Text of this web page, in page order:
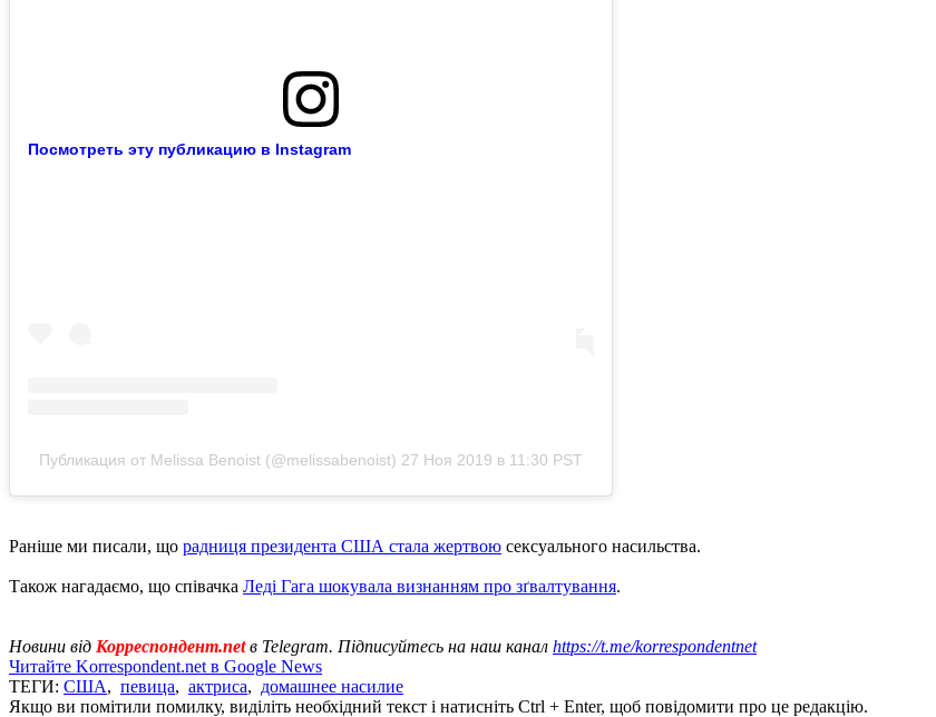
Посмотреть эту публикацию в Instagram
Публикация от Melissa Benoist (@melissabenoist) 27 Ноя 2019 в 11:30 PST
Раніше ми писали, що радниця президента США стала жертвою сексуального насильства.
Також нагадаємо, що співачка Леді Гага шокувала визнанням про зґвалтування.
Новини від Корреспондент.netв Telegram. Підписуйтесь на наш канал https://t.me/korrespondentnet
Читайте Korrespondent.net в Google News
ТЕГИ: США, певица, актриса, домашнее насилие
Якщо ви помітили помилку, виділіть необхідний текст і натисніть Ctrl + Enter, щоб повідомити про це редакцію.